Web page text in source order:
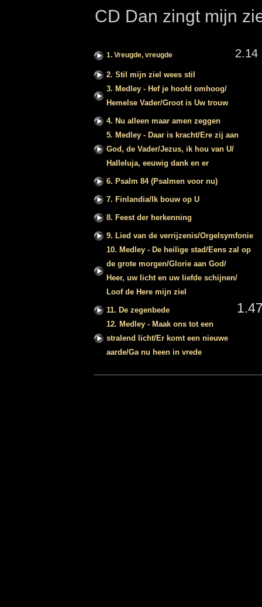
CD Dan zingt mijn
1. Vreugde, vreugde 2.14
2. Stil mijn ziel wees stil
3. Medley - Hef je hoofd omhoog/
Hemelse Vader/Groot is Uw trouw
4. Nu alleen maar amen zeggen
5. Medley - Daar is kracht/Ere zij aan
God, de Vader/Jezus, ik hou van U/
Halleluja, eeuwig dank en er
6. Psalm 84 (Psalmen voor nu)
7. Finlandia/Ik bouw op U
8. Feest der herkenning
9. Lied van de verrijzenis/Orgelsymfonie
10. Medley - De heilige stad/Eens zal op
de grote morgen/Glorie aan God/
Heer, uw licht en uw liefde schijnen/
Loof de Here mijn ziel
11. De zegenbede
12. Medley - Maak ons tot een
stralend licht/Er komt een nieuwe
aarde/Ga nu heen in vrede